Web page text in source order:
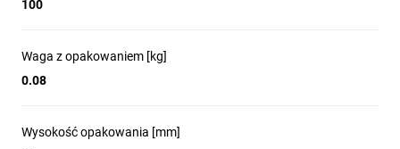
100
Waga z opakowaniem [kg]
0.08
Wysokość opakowania [mm]